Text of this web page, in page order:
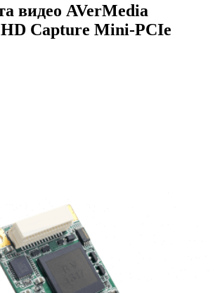
видео AVerMedia
Capture Mini-PCIe